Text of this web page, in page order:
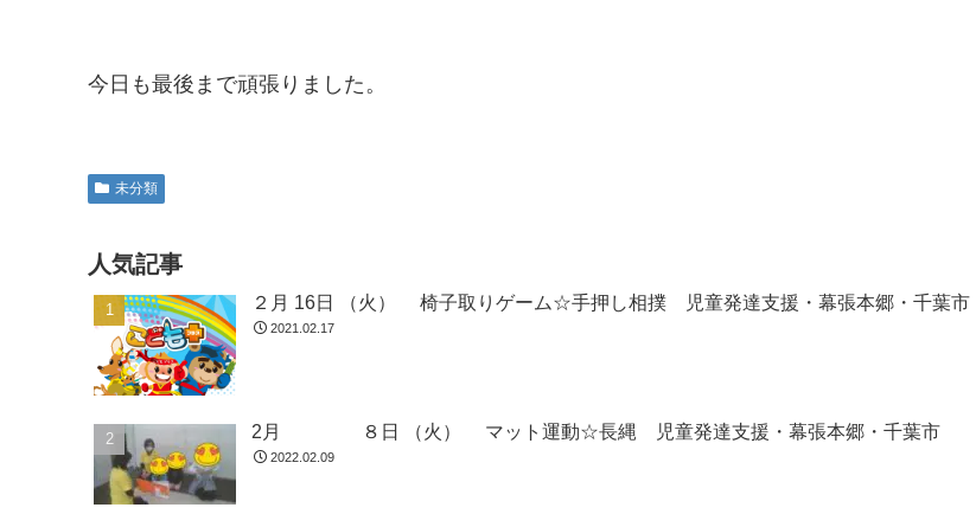
今日も最後まで頑張りました。
未分類
人気記事
２月 16日 （火） 椅子取りゲーム☆手押し相撲 児童発達支援・幕張本郷・千葉市
2021.02.17
2月 ８日 （火） マット運動☆長縄 児童発達支援・幕張本郷・千葉市
2022.02.09